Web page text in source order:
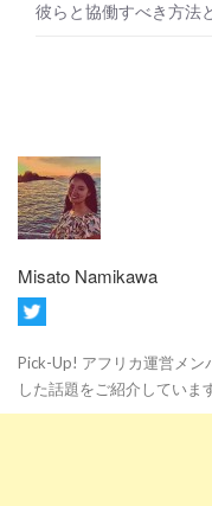
彼らと協働すべき方法
Misato Namikawa
Pick-Up! アフリカ運営メン
した話題をご紹介していま